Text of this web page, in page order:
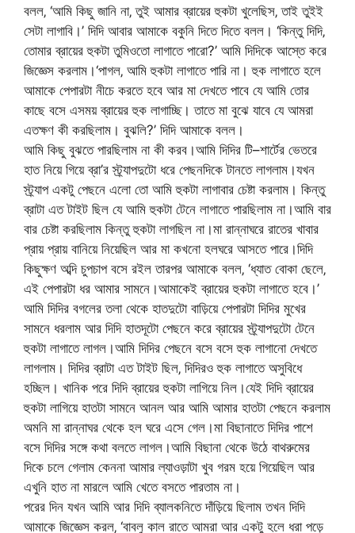
বলল‚ ‘আমি কিছু জানি না‚ তুই আমার ব্রায়ের হুকটা খুলেছিস‚ তাই তুইই
সেটা লাগাবি।’ দিদি আবার আমাকে বকুনি দিতে দিতে বলল। ‘কিন্তু দিদি‚
তোমার ব্রায়ের হুকটা তুমিওতো লাগাতে পারো?’ আমি দিদিকে আস্তে করে
জিজ্ঞেস করলাম।‘পাগল‚ আমি হুকটা লাগাতে পারি না। হুক লাগাতে হলে
আমাকে পেপারটা নীচে করতে হবে আর মা দেখতে পাবে যে আমি তোর
কাছে বসে এসময় ব্রায়ের হুক লাগাচ্ছি। তাতে মা বুঝে যাবে যে আমরা
এতক্ষণ কী করছিলাম। বুঝলি?’ দিদি আমাকে বলল।
আমি কিছু বুঝতে পারছিলাম না কী করব।আমি দিদির টি–শার্টের ভেতরে
হাত নিয়ে গিয়ে ব্রা’র স্ট্র্যাপদুটো ধরে পেছনদিকে টানতে লাগলাম।যখন
স্ট্র্যাপ একটু পেছনে এলো তো আমি হুকটা লাগাবার চেষ্টা করলাম। কিন্তু
ব্রাটা এত টাইট ছিল যে আমি হুকটা টেনে লাগাতে পারছিলাম না।আমি বার
বার চেষ্টা করছিলাম কিন্তু হুকটা লাগছিল না।মা রান্নাঘরে রাতের খাবার
প্রায় প্রায় বানিয়ে নিয়েছিল আর মা কখনো হলঘরে আসতে পারে।দিদি
কিছুক্ষণ অব্দি চুপচাপ বসে রইল তারপর আমাকে বলল‚ ‘ধ্যাত বোকা ছেলে‚
এই পেপারটা ধর আমার সামনে।আমাকেই ব্রায়ের হুকটা লাগাতে হবে।’
আমি দিদির বগলের তলা থেকে হাতদুটো বাড়িয়ে পেপারটা দিদির মুখের
সামনে ধরলাম আর দিদি হাতদূটো পেছনে করে ব্রায়ের স্ট্র্যাপদুটো টেনে
হুকটা লাগাতে লাগল।আমি দিদির পেছনে বসে বসে হুক লাগানো দেখতে
লাগলাম। দিদির ব্রাটা এত টাইট ছিল‚ দিদিরও হুক লাগাতে অসুবিধে
হচ্ছিল। খানিক পরে দিদি ব্রায়ের হুকটা লাগিয়ে নিল।যেই দিদি ব্রায়ের
হুকটা লাগিয়ে হাতটা সামনে আনল আর আমি আমার হাতটা পেছনে করলাম
অমনি মা রান্নাঘর থেকে হল ঘরে এসে গেল।মা বিছানাতে দিদির পাশে
বসে দিদির সঙ্গে কথা বলতে লাগল।আমি বিছানা থেকে উঠে বাথরুমের
দিকে চলে গেলাম কেননা আমার ল্যাওড়াটা খুব গরম হয়ে গিয়েছিল আর
এখুনি হাত না মারলে আমি খেতে বসতে পারতাম না।
পরের দিন যখন আমি আর দিদি ব্যালকনিতে দাঁড়িয়ে ছিলাম তখন দিদি
আমাকে জিজ্ঞেস করল‚ ‘বাবলু কাল রাতে আমরা আর একটু হলে ধরা পড়ে